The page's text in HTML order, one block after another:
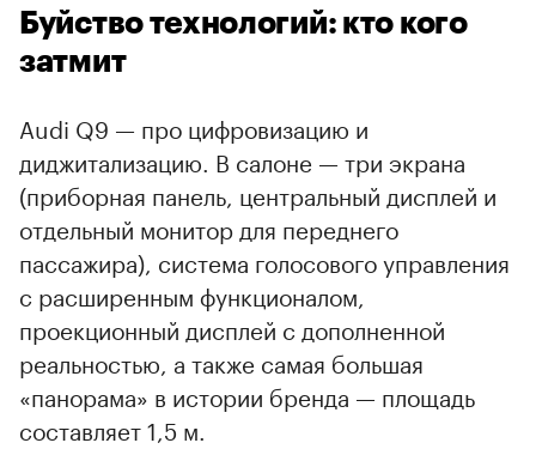
Буйство технологий: кто кого
затмит
Audi Q9 — про цифровизацию и
диджитализацию. В салоне — три экрана
(приборная панель, центральный дисплей и
отдельный монитор для переднего
пассажира), система голосового управления
с расширенным функционалом,
проекционный дисплей с дополненной
реальностью, а также самая большая
«панорама» в истории бренда — площадь
составляет 1,5 м.